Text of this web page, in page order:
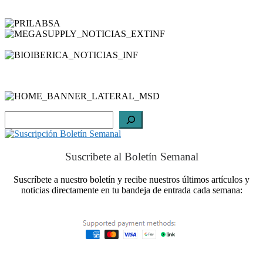
Suscribete al Boletín Semanal
Suscríbete a nuestro boletín y recibe nuestros últimos artículos y
noticias directamente en tu bandeja de entrada cada semana: